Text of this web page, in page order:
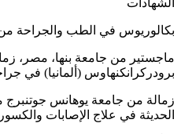
بكالوريوس في الطب والجراحة
ماجستير من جامعة بنها، مصر،
برودركرانكنهاوس (ألمانيا) في
زمالة من جامعة يوهانس جوتنبرج
الحديثة في علاج الإصابات والكسور